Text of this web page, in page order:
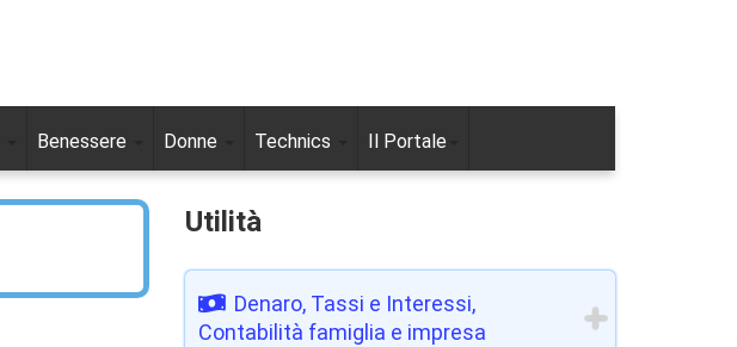
Benessere Donne Technics Il Portale
Utilità
Denaro, Tassi e Interessi,
Contabilità famiglia e impresa